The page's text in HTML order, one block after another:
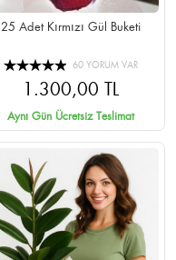
25 Adet Kırmızı Gül Buketi
60 YORUM VAR
1.300,00 TL
Aynı Gün Ücretsiz Teslimat